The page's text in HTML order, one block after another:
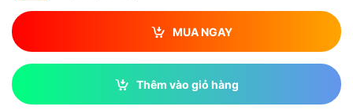
MUA NGAY
Thêm vào giỏ hàng